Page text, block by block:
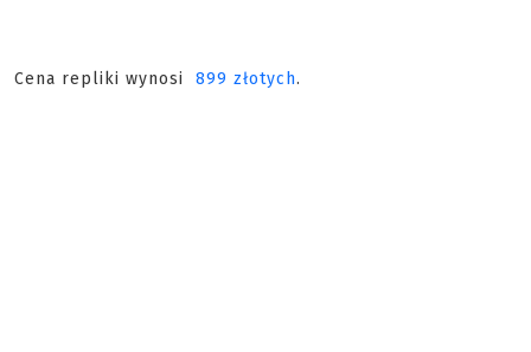
Cena repliki wynosi 899 złotych.